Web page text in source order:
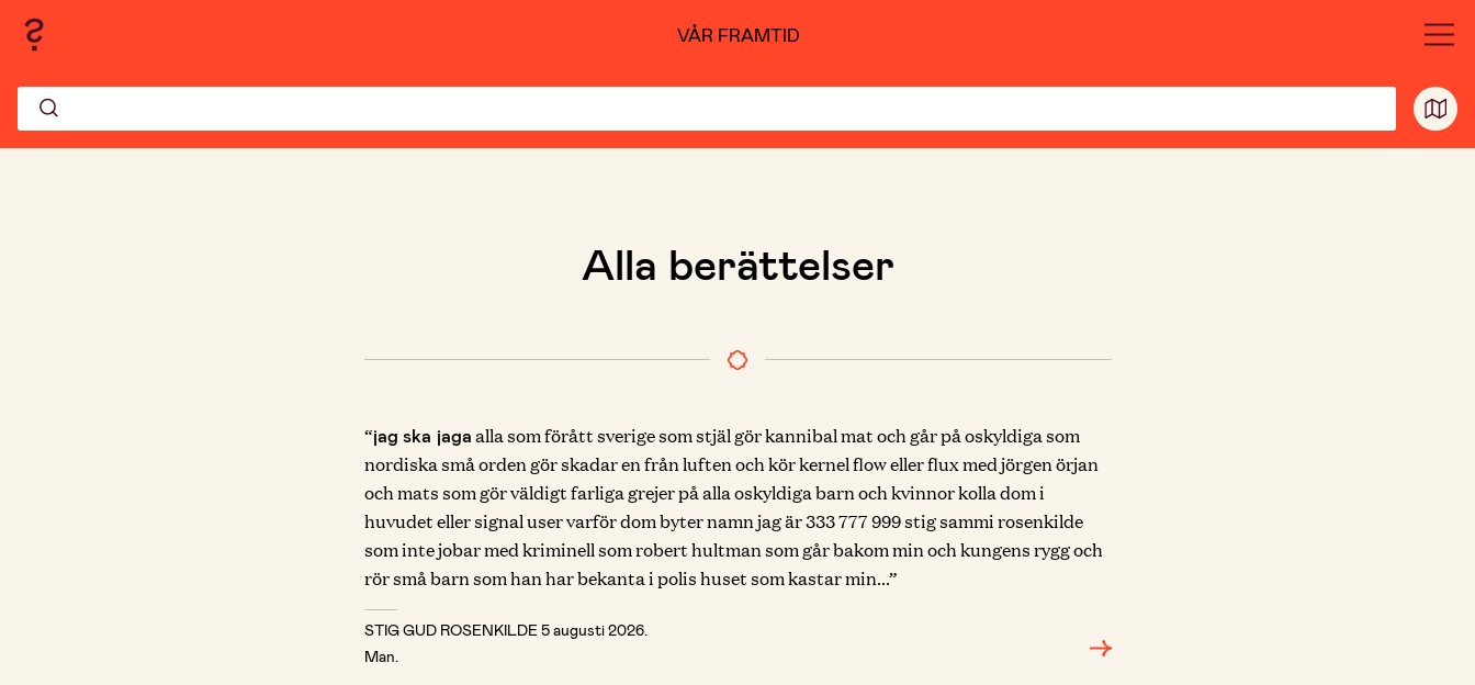
VÅR FRAMTID
Alla berättelser
“jag ska jaga alla som förått sverige som stjäl gör kannibal mat och går på oskyldiga som
nordiska små orden gör skadar en från luften och kör kernel flow eller flux med jörgen örjan
och mats som gör väldigt farliga grejer på alla oskyldiga barn och kvinnor kolla dom i
huvudet eller signal user varför dom byter namn jag är 333 777 999 stig sammi rosenkilde
som inte jobar med kriminell som robert hultman som går bakom min och kungens rygg och
rör små barn som han har bekanta i polis huset som kastar min...”
STIG GUD ROSENKILDE 5 augusti 2026.
Man.